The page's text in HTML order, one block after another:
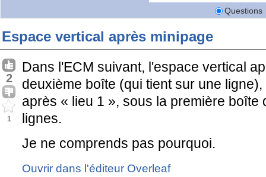
Questions
Espace vertical après minipage
2
1
Dans l'ECM suivant, l'espace vertical
deuxième boîte (qui tient sur une
après « lieu 1 », sous la première boîte
lignes.
Je ne comprends pas pourquoi.
Ouvrir dans l'éditeur Overleaf